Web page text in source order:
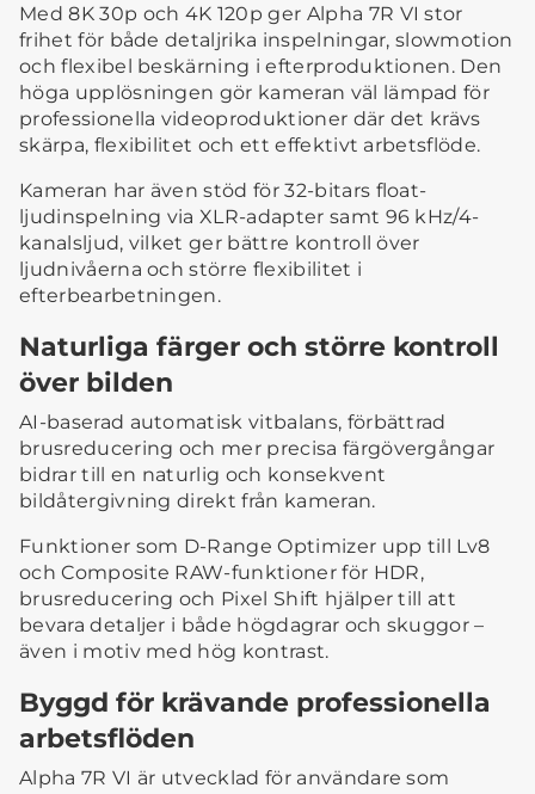
Med 8K 30p och 4K 120p ger Alpha 7R VI stor
frihet för både detaljrika inspelningar, slowmotion
och flexibel beskärning i efterproduktionen. Den
höga upplösningen gör kameran väl lämpad för
professionella videoproduktioner där det krävs
skärpa, flexibilitet och ett effektivt arbetsflöde.
Kameran har även stöd för 32-bitars float-
ljudinspelning via XLR-adapter samt 96 kHz/4-
kanalsljud, vilket ger bättre kontroll över
ljudnivåerna och större flexibilitet i
efterbearbetningen.
Naturliga färger och större kontroll
över bilden
AI-baserad automatisk vitbalans, förbättrad
brusreducering och mer precisa färgövergångar
bidrar till en naturlig och konsekvent
bildåtergivning direkt från kameran.
Funktioner som D-Range Optimizer upp till Lv8
och Composite RAW-funktioner för HDR,
brusreducering och Pixel Shift hjälper till att
bevara detaljer i både högdagrar och skuggor –
även i motiv med hög kontrast.
Byggd för krävande professionella
arbetsflöden
Alpha 7R VI är utvecklad för användare som